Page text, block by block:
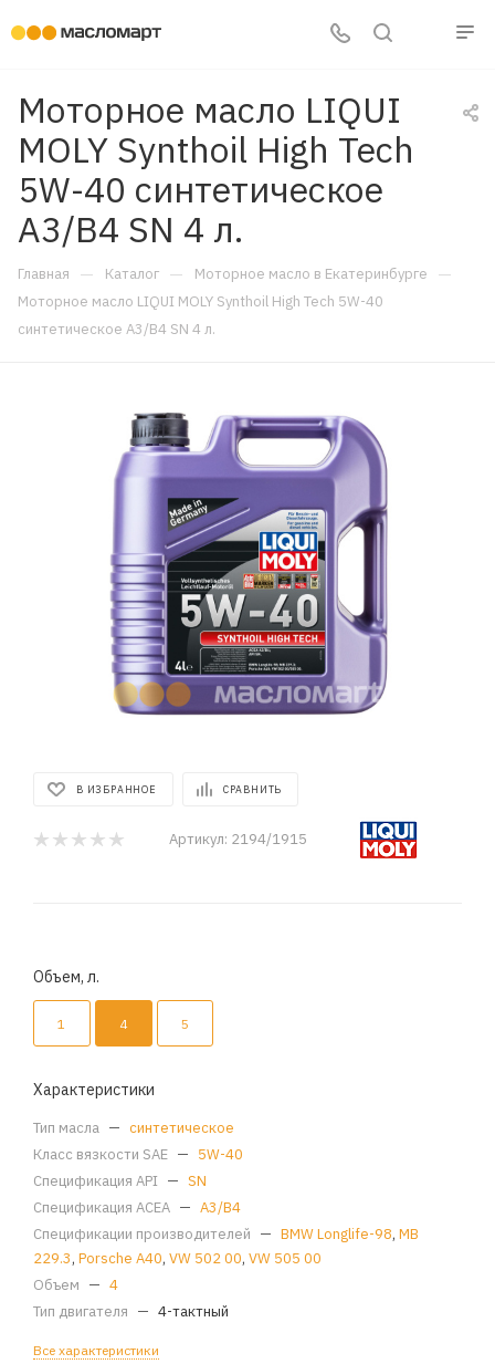
Моторное масло LIQUI
MOLY Synthoil High Tech
5W-40 синтетическое
A3/B4 SN 4 л.
Главная — Каталог — Моторное масло в Екатеринбурге —
Моторное масло LIQUI MOLY Synthoil High Tech 5W-40
синтетическое A3/B4 SN 4 л.
В ИЗБРАННОЕ СРАВНИТЬ
Артикул: 2194/1915
Объем, л.
1 4 5
Характеристики
Тип масла — синтетическое
Класс вязкости SAE — 5W-40
Спецификация API — SN
Спецификация ACEA — A3/B4
Спецификации производителей — BMW Longlife-98, MB
229.3, Porsche A40, VW 502 00, VW 505 00
Объем — 4
Тип двигателя — 4-тактный
Все характеристики